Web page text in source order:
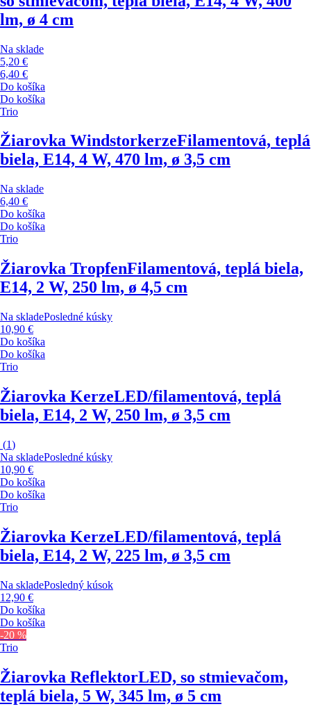
lm, ø 4 cm
Na sklade
5,20 €
6,40 €
Do košíka
Do košíka
Trio
Žiarovka WindstorkerzeFilamentová, teplá
biela, E14, 4 W, 470 lm, ø 3,5 cm
Na sklade
6,40 €
Do košíka
Do košíka
Trio
Žiarovka TropfenFilamentová, teplá biela,
E14, 2 W, 250 lm, ø 4,5 cm
Na skladePosledné kúsky
10,90 €
Do košíka
Do košíka
Trio
Žiarovka KerzeLED/filamentová, teplá
biela, E14, 2 W, 250 lm, ø 3,5 cm
(1)
Na skladePosledné kúsky
10,90 €
Do košíka
Do košíka
Trio
Žiarovka KerzeLED/filamentová, teplá
biela, E14, 2 W, 225 lm, ø 3,5 cm
Na skladePosledný kúsok
12,90 €
Do košíka
Do košíka
-20 %
Trio
Žiarovka ReflektorLED, so stmievačom,
teplá biela, 5 W, 345 lm, ø 5 cm